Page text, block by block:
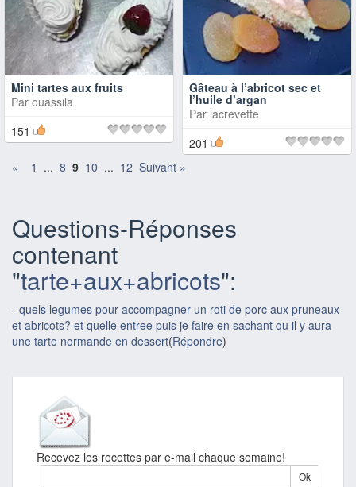
Mini tartes aux fruits
Par ouassila
151
Gâteau à l’abricot sec et
l’huile d’argan
Par lacrevette
201
«
1 ... 8 9 10 ... 12 Suivant »
Questions-Réponses
contenant
"tarte+aux+abricots":
- quels legumes pour accompagner un roti de porc aux pruneaux
et abricots? et quelle entree puis je faire en sachant qu il y aura
une tarte normande en dessert(Répondre)
Recevez les recettes par e-mail chaque semaine!